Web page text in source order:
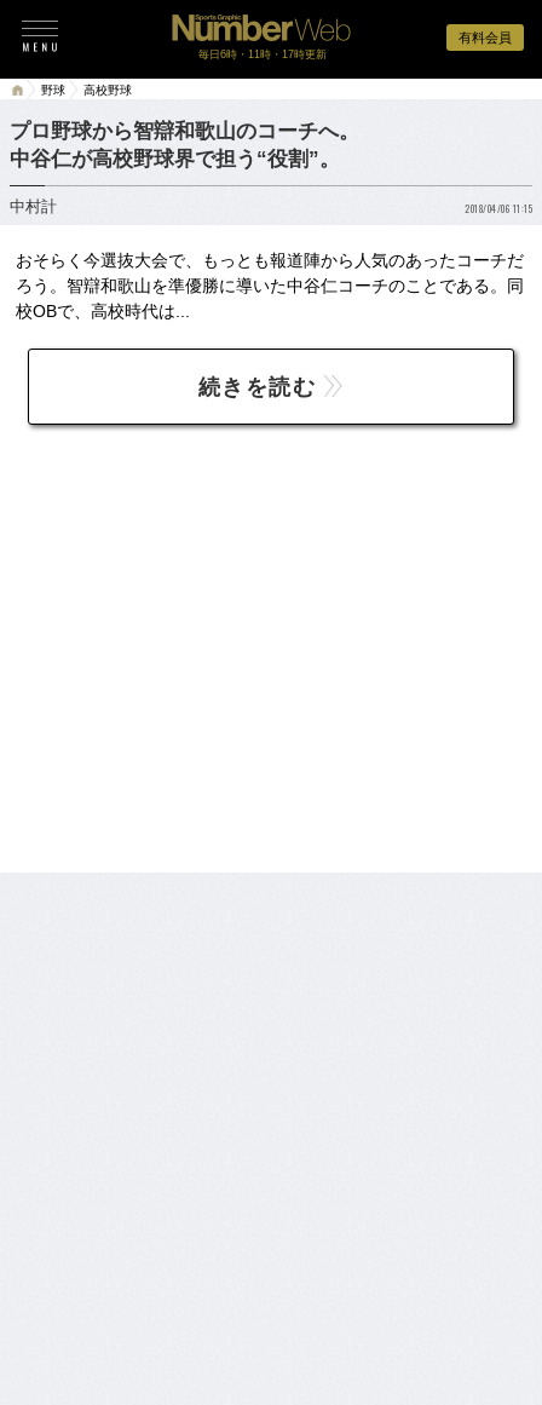
有料会員
毎日6時・11時・17時更新
野球 高校野球
プロ野球から智辯和歌山のコーチへ。
中谷仁が高校野球界で担う“役割”。
中村計 2018/04/06 11:15
おそらく今選抜大会で、もっとも報道陣から人気のあったコーチだ
ろう。智辯和歌山を準優勝に導いた中谷仁コーチのことである。同
校OBで、高校時代は...
続きを読む